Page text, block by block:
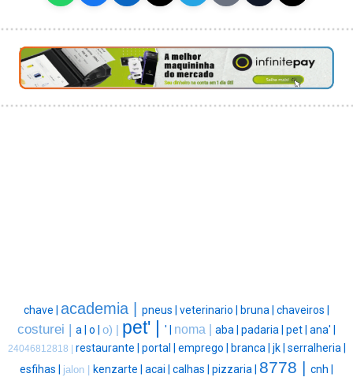
chave | academia | pneus | veterinario | bruna | chaveiros |
costurei | a | o | o) | pet' | ' | noma | aba | padaria | pet | ana' |
24046812818 | restaurante | portal | emprego | branca | jk | serralheria |
esfihas | jalon | kenzarte | acai | calhas | pizzaria | 8778 | cnh |